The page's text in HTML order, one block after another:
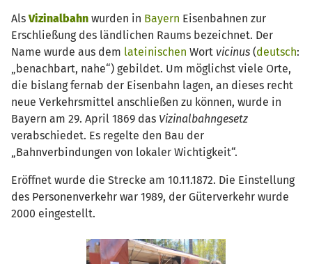
AlsVizinalbahn wurden in Bayern Eisenbahnen zur
Erschließung des ländlichen Raums bezeichnet. Der
Name wurde aus dem lateinischen Wort vicinus (deutsch:
„benachbart, nahe“) gebildet. Um möglichst viele Orte,
die bislang fernab der Eisenbahn lagen, an dieses recht
neue Verkehrsmittel anschließen zu können, wurde in
Bayern am 29. April 1869 das Vizinalbahngesetz
verabschiedet. Es regelte den Bau der
„Bahnverbindungen von lokaler Wichtigkeit“.
Eröffnet wurde die Strecke am 10.11.1872. Die Einstellung
des Personenverkehr war 1989, der Güterverkehr wurde
2000 eingestellt.